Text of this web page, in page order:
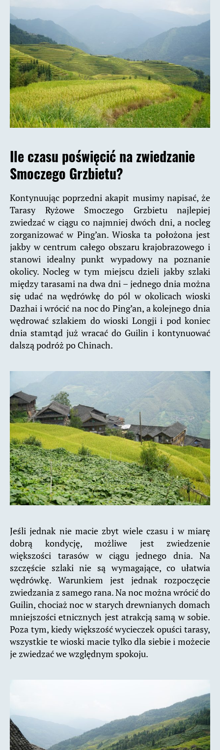
Ile czasu poświęcić na zwiedzanie
Smoczego Grzbietu?
Kontynuując poprzedni akapit musimy napisać, że
Tarasy Ryżowe Smoczego Grzbietu najlepiej
zwiedzać w ciągu co najmniej dwóch dni, a nocleg
zorganizować w Ping’an. Wioska ta położona jest
jakby w centrum całego obszaru krajobrazowego i
stanowi idealny punkt wypadowy na poznanie
okolicy. Nocleg w tym miejscu dzieli jakby szlaki
między tarasami na dwa dni – jednego dnia można
się udać na wędrówkę do pól w okolicach wioski
Dazhai i wrócić na noc do Ping’an, a kolejnego dnia
wędrować szlakiem do wioski Longji i pod koniec
dnia stamtąd już wracać do Guilin i kontynuować
dalszą podróż po Chinach.
Jeśli jednak nie macie zbyt wiele czasu i w miarę
dobrą kondycję, możliwe jest zwiedzenie
większości tarasów w ciągu jednego dnia. Na
szczęście szlaki nie są wymagające, co ułatwia
wędrówkę. Warunkiem jest jednak rozpoczęcie
zwiedzania z samego rana. Na noc można wrócić do
Guilin, chociaż noc w starych drewnianych domach
mniejszości etnicznych jest atrakcją samą w sobie.
Poza tym, kiedy większość wycieczek opuści tarasy,
wszystkie te wioski macie tylko dla siebie i możecie
je zwiedzać we względnym spokoju.